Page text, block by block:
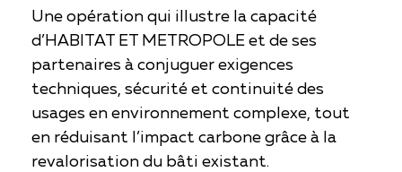
Une opération qui illustre la capacité
d’HABITAT ET METROPOLE et de ses
partenaires à conjuguer exigences
techniques, sécurité et continuité des
usages en environnement complexe, tout
en réduisant l’impact carbone grâce à la
revalorisation du bâti existant.